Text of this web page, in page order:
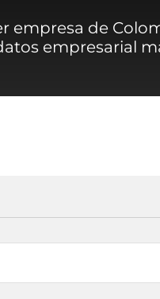
empresa de
empresarial